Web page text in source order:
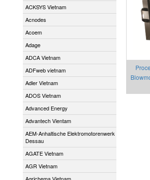
ACKSYS Vietnam
Acnodes
Acoem
Adage
ADCA Vietnam
ADFweb vietnam
Adler Vietnam
ADOS Vietnam
Advanced Energy
Advantech Vientam
AEM-Anhaltische Elektromotorenwerk
Dessau
AGATE Vietnam
AGR Vietnam